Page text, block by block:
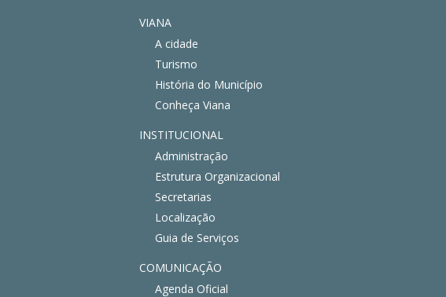
VIANA
A cidade
Turismo
História do Município
Conheça Viana
INSTITUCIONAL
Administração
Estrutura Organizacional
Secretarias
Localização
Guia de Serviços
COMUNICAÇÃO
Agenda Oficial